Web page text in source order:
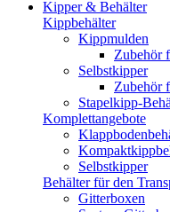
Kipper & Behälter
Kippbehälter
Kippmulden
Zubehör
Selbstkipper
Zubehör
Stapelkipp-
Komplettangebote
Selbstkipper
Behälter für den
Gitterboxen